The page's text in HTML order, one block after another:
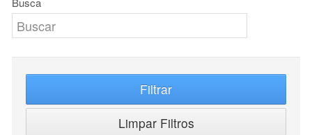
Filtrar
Limpar Filtros